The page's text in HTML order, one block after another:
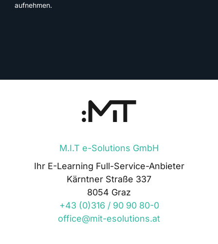
aufnehmen.
M.I.T e-Solutions GmbH
Ihr E-Learning Full-Service-Anbieter
Kärntner Straße 337
8054 Graz
+43 (0)316 / 90 90 80-0
office@mit-esolutions.at